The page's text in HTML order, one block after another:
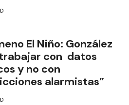
El Niño: González
con datos
y no con
alarmistas”